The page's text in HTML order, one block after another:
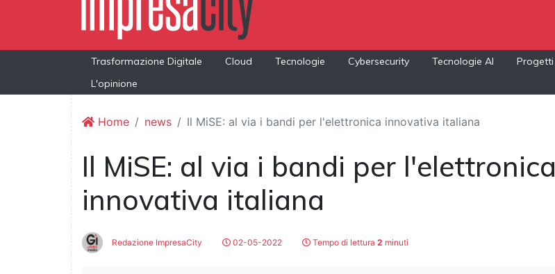
Trasformazione Digitale Cloud Tecnologie Cybersecurity Tecnologie AI Progetti
L'opinione
Home news Il MiSE: al via i bandi per l'elettronica innovativa italiana
Il MiSE: al via i bandi per l'elettronica
innovativa italiana
Redazione ImpresaCity 02-05-2022 Tempo di lettura 2 minuti